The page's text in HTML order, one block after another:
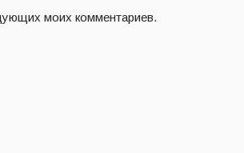
моих комментариев.